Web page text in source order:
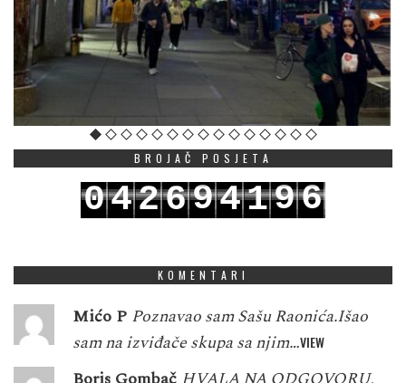
BROJAČ POSJETA
042694196
KOMENTARI
Mićo P Poznavao sam Sašu Raonića.Išao
sam na izviđače skupa sa njim…VIEW